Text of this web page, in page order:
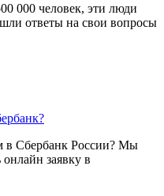
000 человек, эти люди
ответы на свои вопросы
в Сбербанк России? Мы
заявку в